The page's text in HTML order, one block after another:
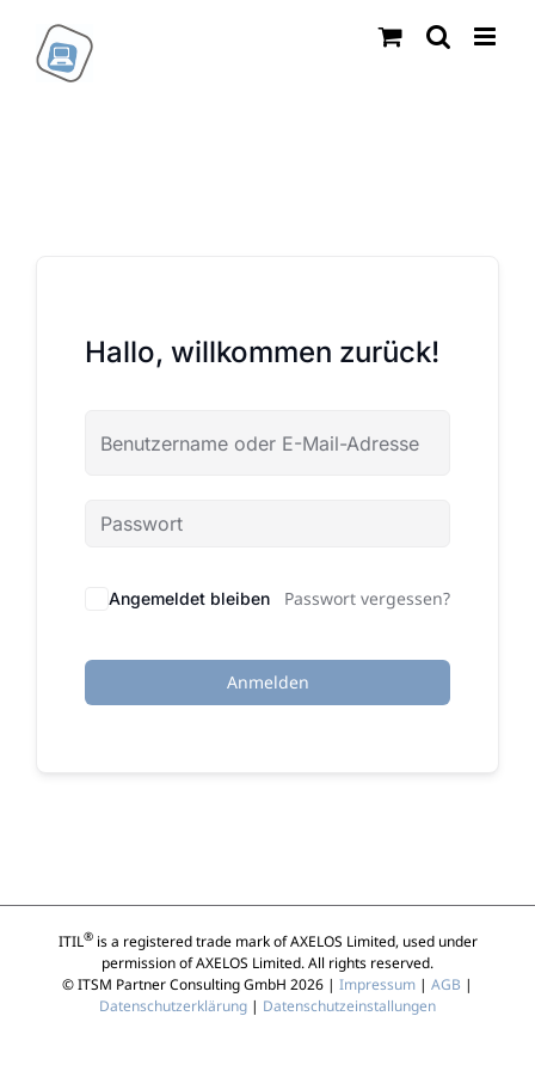
Inhalt
springen
Hallo, willkommen zurück!
Angemeldet bleiben Passwort vergessen?
Anmelden
ITIL®is a registered trade mark of AXELOS Limited, used under
permission of AXELOS Limited. All rights reserved.
© ITSM Partner Consulting GmbH 2026 | Impressum | AGB |
Datenschutzerklärung | Datenschutzeinstallungen